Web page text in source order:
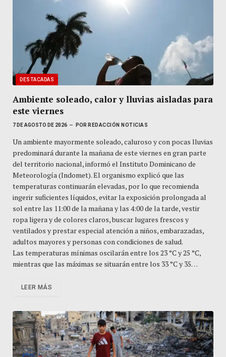
DESTACADAS
Ambiente soleado, calor y lluvias aisladas para
este viernes
7 DE AGOSTO DE 2026 POR REDACCIÓN NOTICIAS
Un ambiente mayormente soleado, caluroso y con pocas lluvias
predominará durante la mañana de este viernes en gran parte
del territorio nacional, informó el Instituto Dominicano de
Meteorología (Indomet). El organismo explicó que las
temperaturas continuarán elevadas, por lo que recomienda
ingerir suficientes líquidos, evitar la exposición prolongada al
sol entre las 11:00 de la mañana y las 4:00 de la tarde, vestir
ropa ligera y de colores claros, buscar lugares frescos y
ventilados y prestar especial atención a niños, embarazadas,
adultos mayores y personas con condiciones de salud.
Las temperaturas mínimas oscilarán entre los 23 °C y 25 °C,
mientras que las máximas se situarán entre los 33 °C y 35…
LEER MÁS